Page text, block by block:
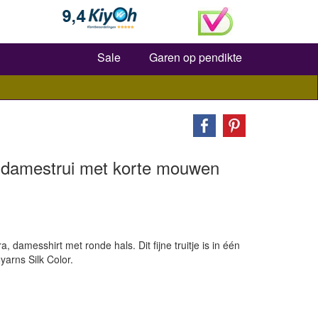
Zoeken
Sale Garen op pendikte
met korte mouwen
damesshirt met ronde hals. Dit fijne truitje is in één
Silk Color.